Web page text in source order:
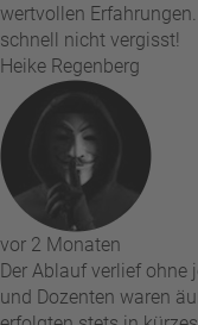
wertvollen
schnell nicht vergisst!
Heike Regenberg
vor 2 Monaten
Der Ablauf verlief ohne
und Dozenten waren